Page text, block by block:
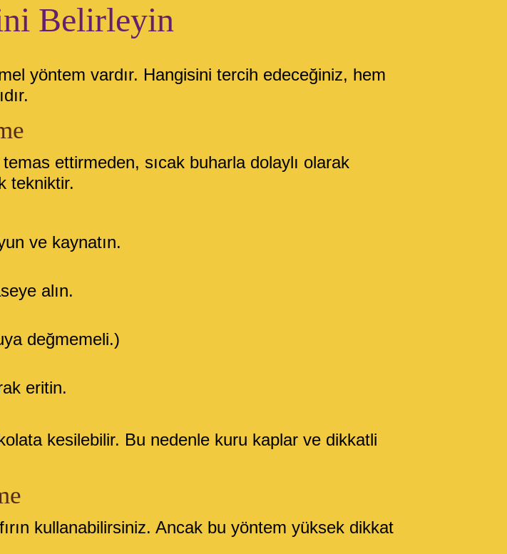
Belirleyin
yöntem vardır. Hangisini tercih edeceğiniz, hem
ettirmeden, sıcak buharla dolaylı olarak
tekniktir.
ve kaynatın.
alın.
değmemeli.)
eritin.
kesilebilir. Bu nedenle kuru kaplar ve dikkatli
kullanabilirsiniz. Ancak bu yöntem yüksek dikkat